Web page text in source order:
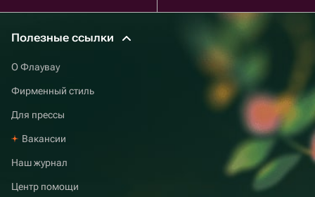
Полезные ссылки
О Флаувау
Фирменный стиль
Для прессы
Вакансии
Наш журнал
Центр помощи